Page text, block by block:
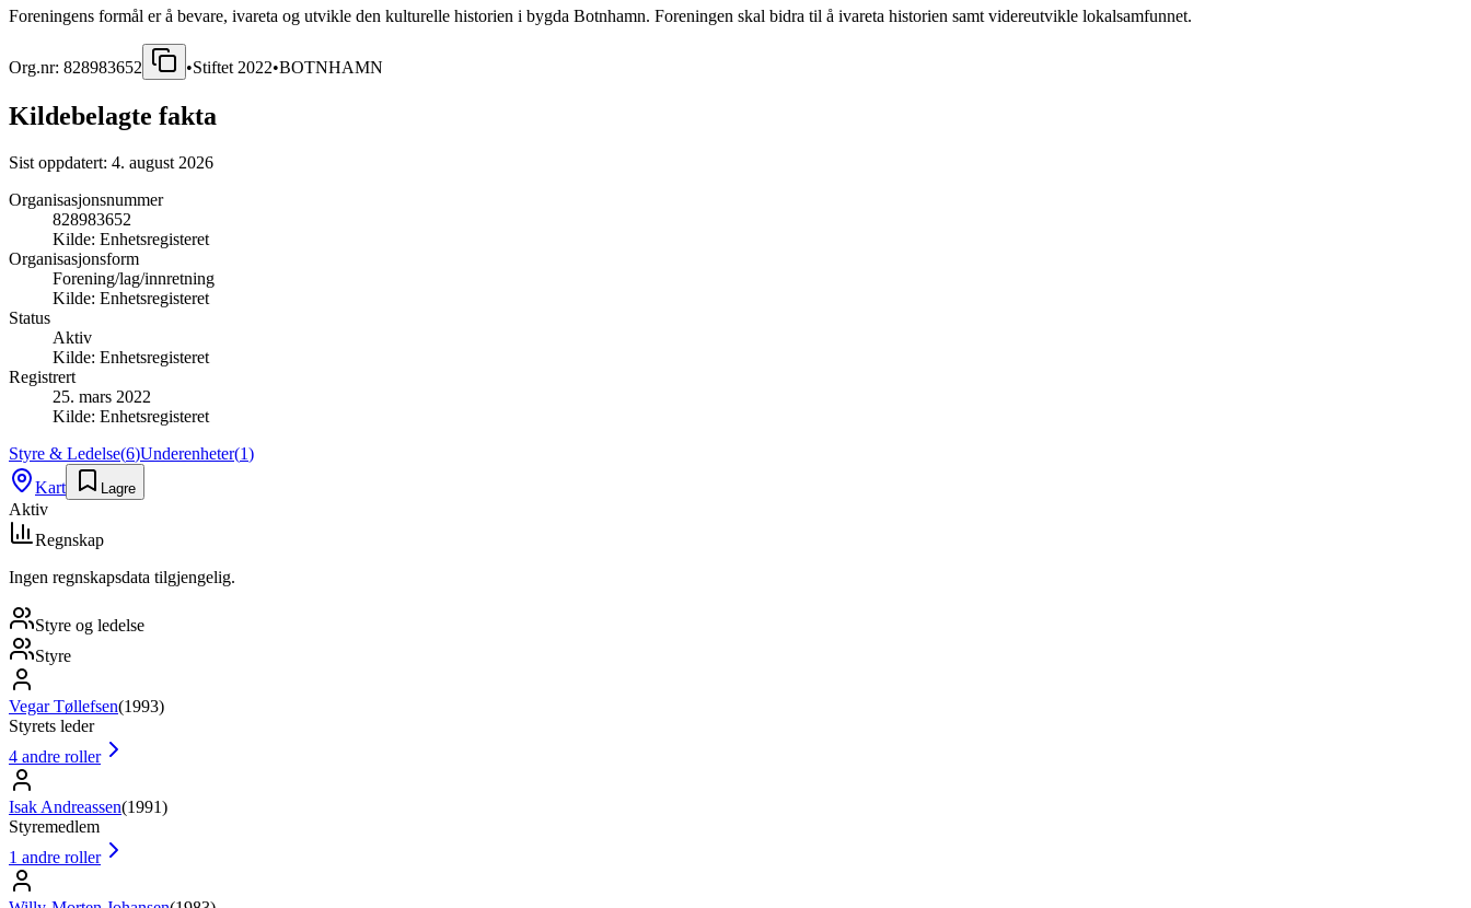
Foreningens formål er å bevare, ivareta og utvikle den kulturelle historien i bygda Botnhamn. Foreningen skal bidra til å ivareta historien samt videreutvikle lokalsamfunnet.
Org.nr: 828983652 •Stiftet 2022•BOTNHAMN
Kildebelagte fakta
Sist oppdatert: 4. august 2026
Organisasjonsnummer
828983652
Kilde: Enhetsregisteret
Organisasjonsform
Forening/lag/innretning
Kilde: Enhetsregisteret
Status
Aktiv
Kilde: Enhetsregisteret
Registrert
25. mars 2022
Kilde: Enhetsregisteret
Styre & Ledelse(6)Underenheter(1)
Kart
Lagre
Aktiv
Regnskap
Ingen regnskapsdata tilgjengelig.
Styre og ledelse
Styre
Vegar Tøllefsen(1993)
Styrets leder
4 andre roller
Isak Andreassen(1991)
Styremedlem
1 andre roller